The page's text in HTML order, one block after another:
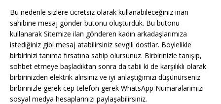
Bu nedenle sizlere ücretsiz olarak kullanabileceğiniz inan
sahibine mesaj gönder butonu oluşturduk. Bu butonu
kullanarak Sitemize ilan gönderen kadın arkadaşlarımıza
istediğiniz gibi mesaj atabilirsiniz sevgili dostlar. Böylelikle
birbirinizi tanıma fırsatına sahip olursunuz. Birbirinizle tanışıp,
sohbet etmeye başladıktan sonra da tabii ki de karşılıklı olarak
birbirinizden elektrik alırsınız ve iyi anlaştığımızı düşünürseniz
birbirinizle gerek cep telefon gerek WhatsApp Numaralarımızı
sosyal medya hesaplarınızı paylaşabilirsiniz.